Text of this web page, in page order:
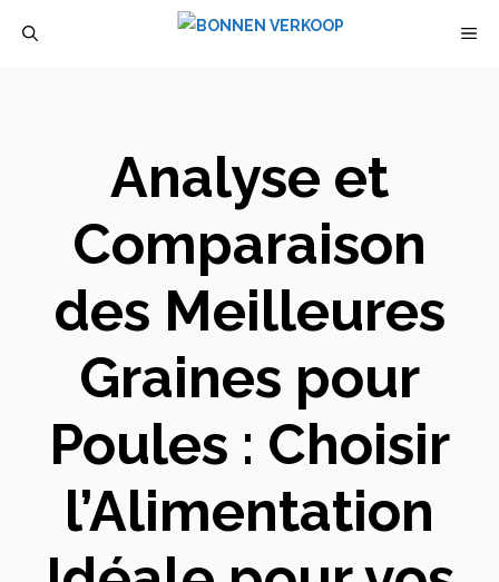
Analyse et
Comparaison
des Meilleures
Graines pour
Poules : Choisir
l’Alimentation